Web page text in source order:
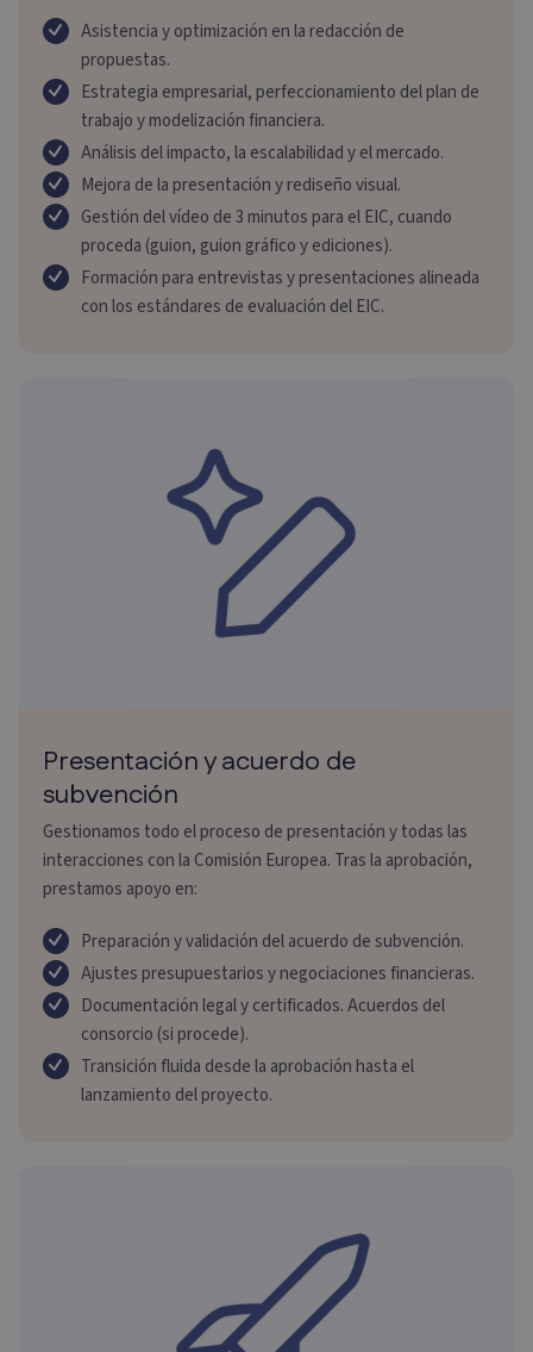
Asistencia y optimización en la redacción de
propuestas.
Estrategia empresarial, perfeccionamiento del plan de
trabajo y modelización financiera.
Análisis del impacto, la escalabilidad y el mercado.
Mejora de la presentación y rediseño visual.
Gestión del vídeo de 3 minutos para el EIC, cuando
proceda (guion, guion gráfico y ediciones).
Formación para entrevistas y presentaciones alineada
con los estándares de evaluación del EIC.
Presentación y acuerdo de
subvención
Gestionamos todo el proceso de presentación y todas las
interacciones con la Comisión Europea. Tras la aprobación,
prestamos apoyo en:
Preparación y validación del acuerdo de subvención.
Ajustes presupuestarios y negociaciones financieras.
Documentación legal y certificados.Acuerdos del
consorcio (si procede).
Transición fluida desde la aprobación hasta el
lanzamiento del proyecto.